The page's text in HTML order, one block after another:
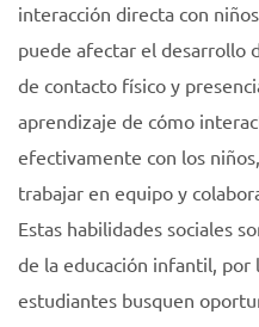
interacción directa con
puede afectar el desarrollo
de contacto físico y
aprendizaje de cómo
efectivamente con los
trabajar en equipo y
Estas habilidades sociales
de la educación infantil,
estudiantes busquen